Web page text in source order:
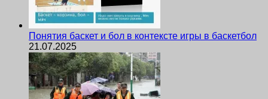
Понятия баскет и бол в контексте игры в баскетбол
21.07.2025